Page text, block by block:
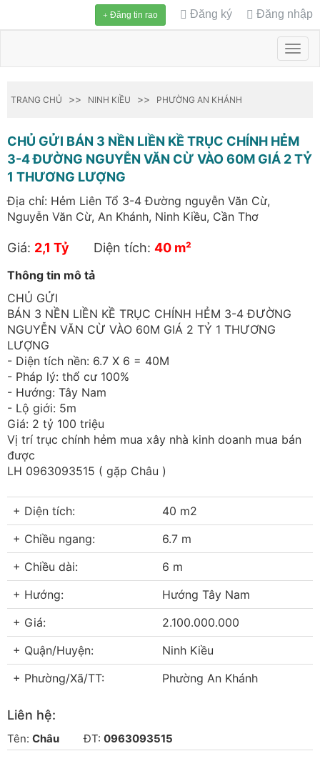
Đăng tin rao Đăng ký Đăng nhập
TRANG CHỦ >> NINH KIỀU >> PHƯỜNG AN KHÁNH
CHỦ GỬI BÁN 3 NỀN LIỀN KỀ TRỤC CHÍNH HẺM
3-4 ĐƯỜNG NGUYỄN VĂN CỪ VÀO 60M GIÁ 2 TỶ
1 THƯƠNG LƯỢNG
Địa chỉ: Hẻm Liên Tổ 3-4 Đường nguyễn Văn Cừ,
Nguyễn Văn Cừ, An Khánh, Ninh Kiều, Cần Thơ
Giá: 2,1 Tỷ Diện tích: 40 m²
Thông tin mô tả
CHỦ GỬI
BÁN 3 NỀN LIỀN KỀ TRỤC CHÍNH HẺM 3-4 ĐƯỜNG
NGUYỄN VĂN CỪ VÀO 60M GIÁ 2 TỶ 1 THƯƠNG
LƯỢNG
- Diện tích nền: 6.7 X 6 = 40M
- Pháp lý: thổ cư 100%
- Hướng: Tây Nam
- Lộ giới: 5m
Giá: 2 tỷ 100 triệu
Vị trí trục chính hẻm mua xây nhà kinh doanh mua bán
được
LH 0963093515 ( gặp Châu )
+ Diện tích:
40 m2
+ Chiều ngang:
6.7 m
+ Chiều dài:
6 m
+ Hướng:
Hướng Tây Nam
+ Giá:
2.100.000.000
+ Quận/Huyện:
Ninh Kiều
+ Phường/Xã/TT:
Phường An Khánh
Liên hệ:
Tên: Châu ĐT: 0963093515